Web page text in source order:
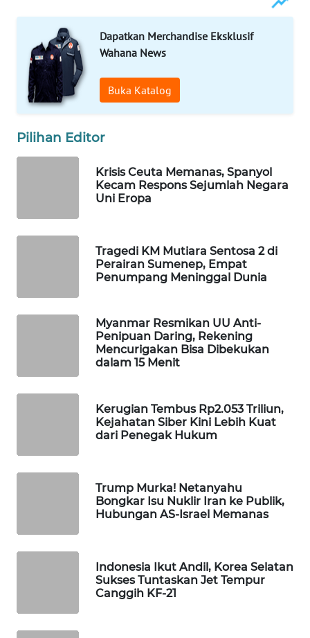
Dapatkan Merchandise Eksklusif
Wahana News
Buka Katalog
Pilihan Editor
Krisis Ceuta Memanas, Spanyol
Kecam Respons Sejumlah Negara
Uni Eropa
Tragedi KM Mutiara Sentosa 2 di
Perairan Sumenep, Empat
Penumpang Meninggal Dunia
Myanmar Resmikan UU Anti-
Penipuan Daring, Rekening
Mencurigakan Bisa Dibekukan
dalam 15 Menit
Kerugian Tembus Rp2.053 Triliun,
Kejahatan Siber Kini Lebih Kuat
dari Penegak Hukum
Trump Murka! Netanyahu
Bongkar Isu Nuklir Iran ke Publik,
Hubungan AS-Israel Memanas
Indonesia Ikut Andil, Korea Selatan
Sukses Tuntaskan Jet Tempur
Canggih KF-21
WAHANA
LISTRIK
WAHANA
TRAVEL
TV
CO ID
WAHANA
UMKM
WAHANA